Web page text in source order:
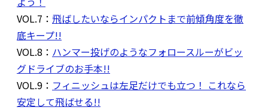
VOL.7： 飛ばしたいならインパクトまで前傾角度を徹
底キープ!!
VOL.8： ハンマー投げのようなフォロースルーがビッ
グドライブのお手本!!
VOL.9： フィニッシュは左足だけでも立つ！ これなら
安定して飛ばせる!!